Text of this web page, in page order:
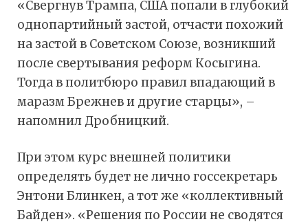
«Свергнув Трампа, США попали в глубокий
однопартийный застой, отчасти похожий
на застой в Советском Союзе, возникший
после свертывания реформ Косыгина.
Тогда в политбюро правил впадающий в
маразм Брежнев и другие старцы», –
напомнил Дробницкий.
При этом курс внешней политики
определять будет не лично госсекретарь
Энтони Блинкен, а тот же «коллективный
Байден». «Решения по России не сводятся